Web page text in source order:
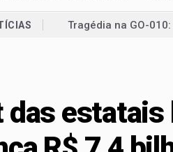
Tragédia na GO-
Chico Vigilante
Planaltina se
das